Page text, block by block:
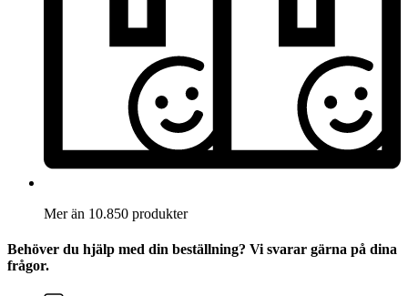
Mer än 10.850 produkter
Behöver du hjälp med din beställning? Vi svarar gärna på dina
frågor.